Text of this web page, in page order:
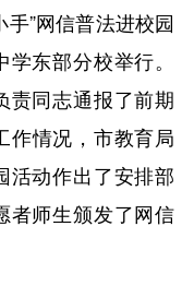
”网信普法进校园
东部分校举行。
责同志通报了前期
作情况，市教育局
活动作出了安排部
者师生颁发了网信